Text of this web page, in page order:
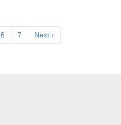
6 7 Next ›